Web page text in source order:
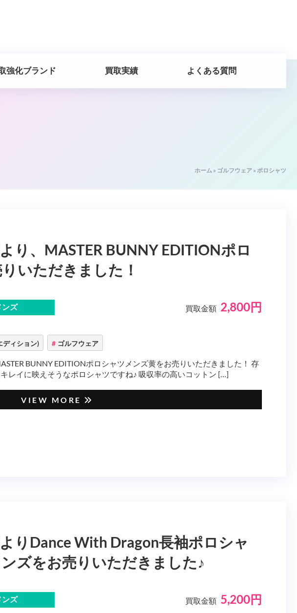
強化ブランド 買取実績 よくある質問
ホーム » ゴルフウェア » ポロシャツ
り、MASTER BUNNY EDITIONポロ
いただきました！
ンズ 買取金額 2,800円
ディション) ゴルフウェア
BUNNY EDITIONポロシャツメンズ黄をお売りいただきました！ 存
レイに映えそうなポロシャツですね♪ 吸収率の高いコットン […]
VIEW MORE
りDance With Dragon長袖ポロシャ
ズをお売りいただきました♪
ンズ 買取金額 5,200円